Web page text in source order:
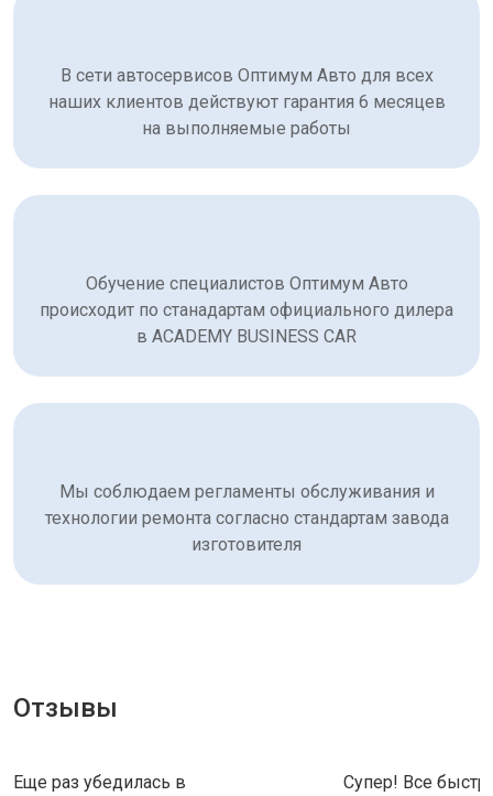
Отзывы
Еще раз убедилась в
Супер! Все
В сети автосервисов Оптимум Авто для всех
наших клиентов действуют гарантия 6 месяцев
на выполняемые работы
Обучение специалистов Оптимум Авто
происходит по станадартам официального дилера
в ACADEMY BUSINESS CAR
Мы соблюдаем регламенты обслуживания и
технологии ремонта согласно стандартам завода
изготовителя